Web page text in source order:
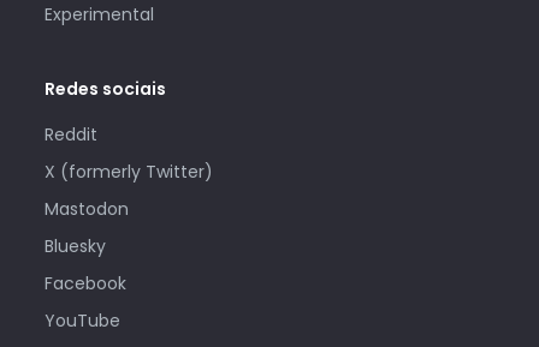
Experimental
Redes sociais
Reddit
X (formerly Twitter)
Mastodon
Bluesky
Facebook
YouTube